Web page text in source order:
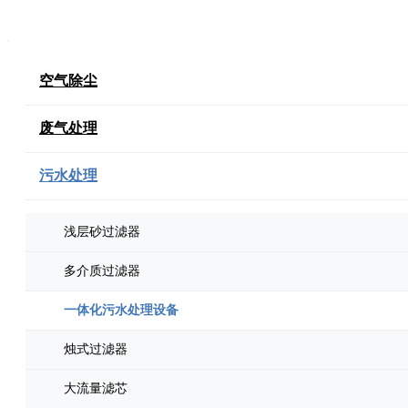
空气除尘
废气处理
污水处理
浅层砂过滤器
多介质过滤器
一体化污水处理设备
烛式过滤器
大流量滤芯